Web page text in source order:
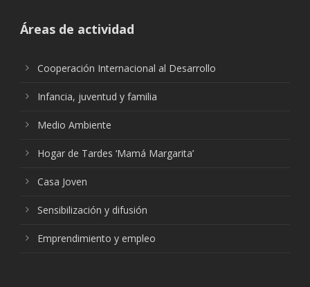
Áreas de actividad
Cooperación Internacional al Desarrollo
Infancia, juventud y familia
Medio Ambiente
Hogar de Tardes ‘Mamá Margarita’
Casa Joven
Sensibilización y difusión
Emprendimiento y empleo